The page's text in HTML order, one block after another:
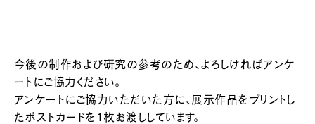
今後の制作および研究の参考のため、よろしければアンケ
ートにご協力ください。
アンケートにご協力いただいた方に、展示作品をプリントし
たポストカードを1枚お渡ししています。